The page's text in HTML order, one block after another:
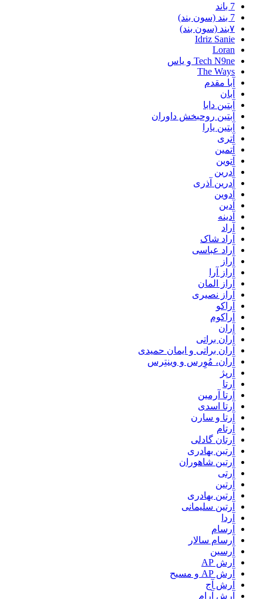
7 باند
7 بند (سون بند)
۷بند (سون بند)
Idriz Sanie
Loran
Tech N9ne و یاس
The Ways
آبا مقدم
آبان
آبتین دابا
آبتین روحبخش داوران
آبتین یارا
آتری
آتمین
آتوین
آدرین
آدرین آذری
آدوین
آدین
آدینه
آراد
آراد شاک
آراد عباسی
آراز
آراز آرا
آراز المان
آراز نصیری
آراکو
آراکوم
آران
آران براتی
آران براتی و ایمان حمیدی
آران، مُوِرس و وینتِرس
آرپژ
آرتا
آرتا آرمین
آرتا اسدی
آرتا و سارن
آرتام
آرتان گادلی
آرتبن بهادری
آرتين شاهوران
آرتی
آرتین
آرتین بهادری
آرتین سلیمانی
آردا
آرسام
آرسام سالار
آرسین
آرش AP
آرش AP و مسیح
آرش آج
آرش آرام